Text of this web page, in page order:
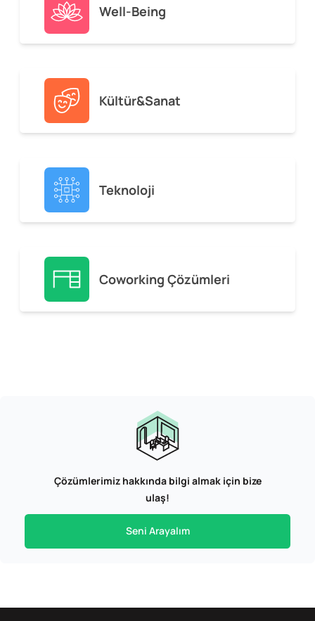
Well-Being
Kültür&Sanat
Teknoloji
Coworking Çözümleri
Çözümlerimiz hakkında bilgi almak için bize
ulaş!
Seni Arayalım